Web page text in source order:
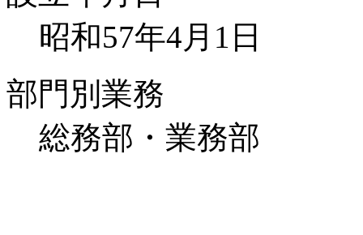
昭和57年4月1日
部門別業務
総務部・業務部